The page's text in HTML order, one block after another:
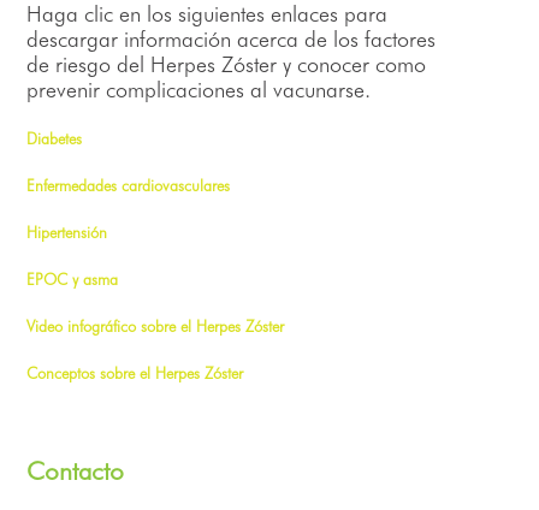
Haga clic en los siguientes enlaces para
descargar información acerca de los factores
de riesgo del Herpes Zóster y conocer como
prevenir complicaciones al vacunarse.
Diabetes
Enfermedades cardiovasculares
Hipertensión
EPOC y asma
Video infográfico sobre el Herpes Zóster
Conceptos sobre el Herpes Zóster
Contacto